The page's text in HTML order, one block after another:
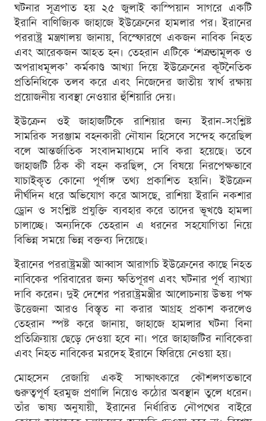
ঘটনার সূত্রপাত হয় ২৫ জুলাই কাস্পিয়ান সাগরে একটি
ইরানি বাণিজ্যিক জাহাজে ইউক্রেনের হামলার পর। ইরানের
পররাষ্ট্র মন্ত্রণালয় জানায়, বিস্ফোরণে একজন নাবিক নিহত
এবং আরেকজন আহত হন। তেহরান এটিকে ‘শত্রুতামূলক ও
অপরাধমূলক’ কর্মকাণ্ড আখ্যা দিয়ে ইউক্রেনের কূটনৈতিক
প্রতিনিধিকে তলব করে এবং নিজেদের জাতীয় স্বার্থ রক্ষায়
প্রয়োজনীয় ব্যবস্থা নেওয়ার হুঁশিয়ারি দেয়।
ইউক্রেন ওই জাহাজটিকে রাশিয়ার জন্য ইরান-সংশ্লিষ্ট
সামরিক সরঞ্জাম বহনকারী নৌযান হিসেবে সন্দেহ করেছিল
বলে আন্তর্জাতিক সংবাদমাধ্যমে দাবি করা হয়েছে। তবে
জাহাজটি ঠিক কী বহন করছিল, সে বিষয়ে নিরপেক্ষভাবে
যাচাইকৃত কোনো পূর্ণাঙ্গ তথ্য প্রকাশিত হয়নি। ইউক্রেন
দীর্ঘদিন ধরে অভিযোগ করে আসছে, রাশিয়া ইরানি নকশার
ড্রোন ও সংশ্লিষ্ট প্রযুক্তি ব্যবহার করে তাদের ভূখণ্ডে হামলা
চালাচ্ছে। অন্যদিকে তেহরান এ ধরনের সহযোগিতা নিয়ে
বিভিন্ন সময়ে ভিন্ন বক্তব্য দিয়েছে।
ইরানের পররাষ্ট্রমন্ত্রী আব্বাস আরাগচি ইউক্রেনের কাছে নিহত
নাবিকের পরিবারের জন্য ক্ষতিপূরণ এবং ঘটনার পূর্ণ ব্যাখ্যা
দাবি করেন। দুই দেশের পররাষ্ট্রমন্ত্রীর আলোচনায় উভয় পক্ষ
উত্তেজনা আরও বিস্তৃত না করার আগ্রহ প্রকাশ করলেও
তেহরান স্পষ্ট করে জানায়, জাহাজে হামলার ঘটনা বিনা
প্রতিক্রিয়ায় ছেড়ে দেওয়া হবে না। পরে জাহাজটির নাবিকেরা
এবং নিহত নাবিকের মরদেহ ইরানে ফিরিয়ে নেওয়া হয়।
মোহসেন রেজায়ি একই সাক্ষাৎকারে কৌশলগতভাবে
গুরুত্বপূর্ণ হরমুজ প্রণালি নিয়েও কঠোর অবস্থান তুলে ধরেন।
তাঁর ভাষ্য অনুযায়ী, ইরানের নির্ধারিত নৌপথের বাইরে